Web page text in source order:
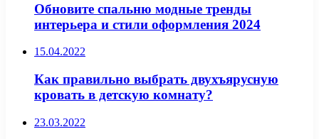
Обновите спальню модные тренды
интерьера и стили оформления 2024
15.04.2022
Как правильно выбрать двухъярусную
кровать в детскую комнату?
23.03.2022